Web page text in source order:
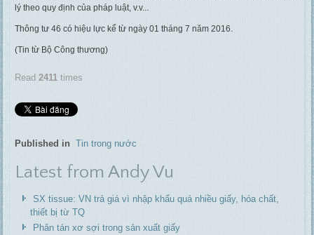
lý theo quy định của pháp luật, v.v...
Thông tư 46 có hiệu lực kể từ ngày 01 tháng 7 năm 2016.
(Tin từ Bộ Công thương)
Read2411 times
Published in Tin trong nước
Latest from Andy Vu
SX tissue: VN trả giá vì nhập khẩu quá nhiều giấy, hóa chất,
thiết bị từ TQ
Phân tán xơ sợi trong sản xuất giấy